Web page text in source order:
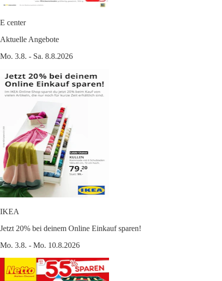
E center
Aktuelle Angebote
Mo. 3.8. - Sa. 8.8.2026
IKEA
Jetzt 20% bei deinem Online Einkauf sparen!
Mo. 3.8. - Mo. 10.8.2026